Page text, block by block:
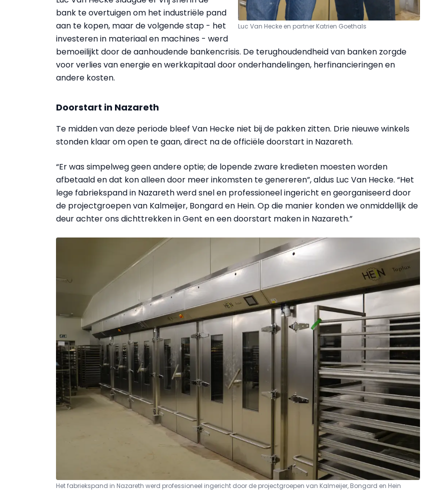
Luc Van Hecke en partner Katrien Goethals
bank te overtuigen om het industriële pand
aan te kopen, maar de volgende stap - het
investeren in materiaal en machines - werd
bemoeilijkt door de aanhoudende bankencrisis. De terughoudendheid van banken zorgde
voor verlies van energie en werkkapitaal door onderhandelingen, herfinancieringen en
andere kosten.
Doorstart in Nazareth
Te midden van deze periode bleef Van Hecke niet bij de pakken zitten. Drie nieuwe winkels
stonden klaar om open te gaan, direct na de officiële doorstart in Nazareth.
“Er was simpelweg geen andere optie; de lopende zware kredieten moesten worden
afbetaald en dat kon alleen door meer inkomsten te genereren”, aldus Luc Van Hecke. “Het
lege fabriekspand in Nazareth werd snel en professioneel ingericht en georganiseerd door
de projectgroepen van Kalmeijer, Bongard en Hein. Op die manier konden we onmiddellijk de
deur achter ons dichttrekken in Gent en een doorstart maken in Nazareth.”
Het fabriekspand in Nazareth werd professioneel ingericht door de projectgroepen van Kalmeijer, Bongard en Hein